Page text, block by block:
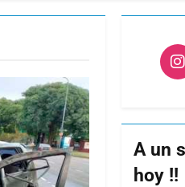
A un
hoy !!